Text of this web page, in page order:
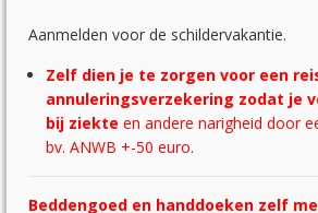
Aanmelden voor de schildervakantie.
Zelf dien je te zorgen voor een
annuleringsverzekering zodat je
bij ziekte en andere narigheid door
bv. ANWB +-50 euro.
Beddengoed en handdoeken zelf